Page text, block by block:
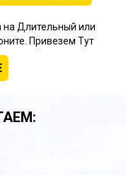
на Длительный или
Привезем Тут